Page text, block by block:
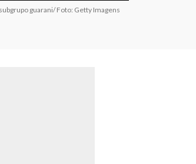
guarani/ Foto: Getty Imagens